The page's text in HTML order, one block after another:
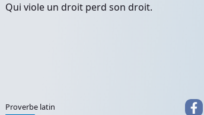
Qui viole un droit perd son droit.
Proverbe latin